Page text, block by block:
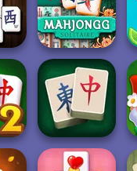
3 Mahjong
Mahjong
Solitaire